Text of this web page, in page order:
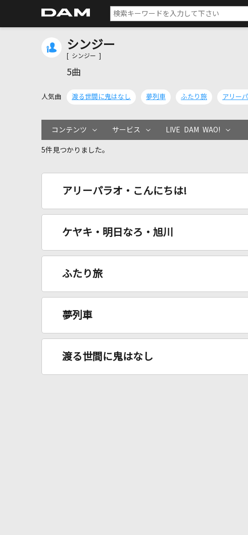
シンジー
[ シンジー ]
5曲
人気曲 渡る世間に鬼はなし 夢列車 ふたり旅
コンテンツ サービス LIVE DAM WAO!
5件見つかりました。
アリーパラオ・こんにちは!
ケヤキ・明日なろ・旭川
ふたり旅
夢列車
渡る世間に鬼はなし